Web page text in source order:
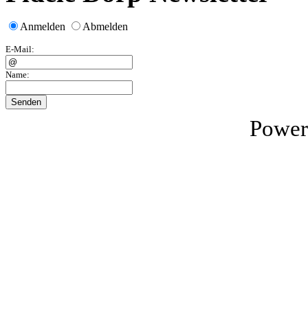
Anmelden Abmelden
E-Mail:
Name: